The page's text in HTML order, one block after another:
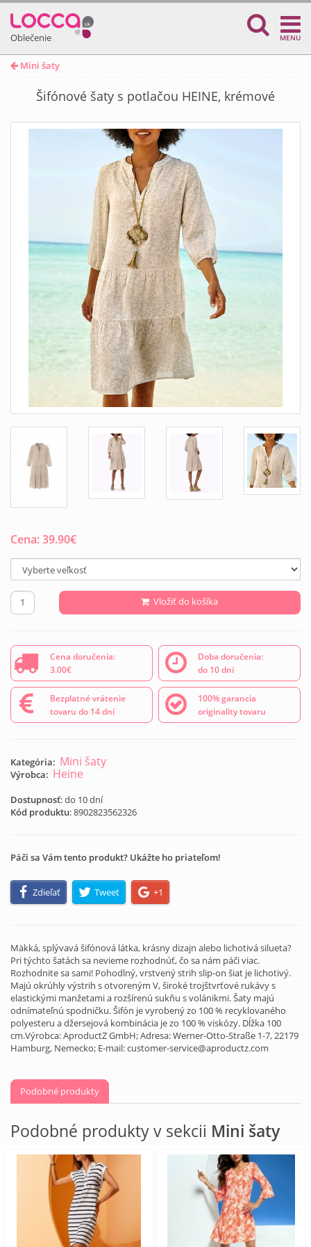
Oblečenie MENU
Mini šaty
Šifónové šaty s potlačou HEINE, krémové
Cena:39.90€
Vložiť do košíka
Cena doručenia:
3.00€
Doba doručenia:
do 10 dní
Bezplatné vrátenie
tovaru do 14 dní
100% garancia
originality tovaru
Kategória: Mini šaty
Výrobca: Heine
Dostupnosť: do 10 dní
Kód produktu:8902823562326
Páči sa Vám tento produkt? Ukážte ho priateľom!
Zdieľať Tweet +1
Mäkká, splývavá šifónová látka, krásny dizajn alebo lichotivá silueta?
Pri týchto šatách sa nevieme rozhodnúť, čo sa nám páči viac.
Rozhodnite sa sami! Pohodlný, vrstvený strih slip-on šiat je lichotivý.
Majú okrúhly výstrih s otvoreným V, široké trojštvrťové rukávy s
elastickými manžetami a rozšírenú sukňu s volánikmi. Šaty majú
odnímateľnú spodničku. Šifón je vyrobený zo 100 % recyklovaného
polyesteru a džersejová kombinácia je zo 100 % viskózy. Dĺžka 100
cm.Výrobca: AproductZ GmbH; Adresa: Werner-Otto-Straße 1-7, 22179
Hamburg, Nemecko; E-mail: customer-service@aproductz.com
Podobné produkty
Podobné produkty v sekcii Mini šaty